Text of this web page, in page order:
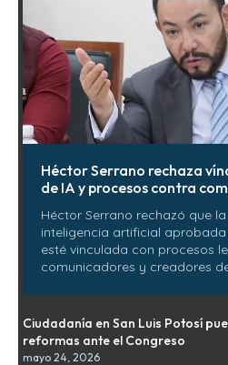
Héctor Serrano rechaza
de IA y procesos contra
Héctor Serrano rechazó que
inteligencia artificial aprobada
esté vinculada con procesos
comunicadores y creadores
Ciudadanía en San Luis Potosí
reformas ante el Congreso
mayo 24, 2026